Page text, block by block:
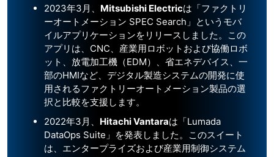
2023年3月、 Mitsubishi Electricは「ファクトリ
ーオートメーション SPEC Search」というモバ
イルアプリケーションをリリースしました。この
アプリは、CNC、産業用ロボットおよび協働ロボ
ット、放電加工機（EDM）、省エネデバイス、一
部のHMIなど、デジタル製造システムの開発に使
用されるファクトリーオートメーション製品の選
択と比較を支援します。
2022年3月、 Hitachi Vantaraは「Lumada
DataOps Suite」を発表しました。このスイート
は、エンタープライズおよび産業用制御システム